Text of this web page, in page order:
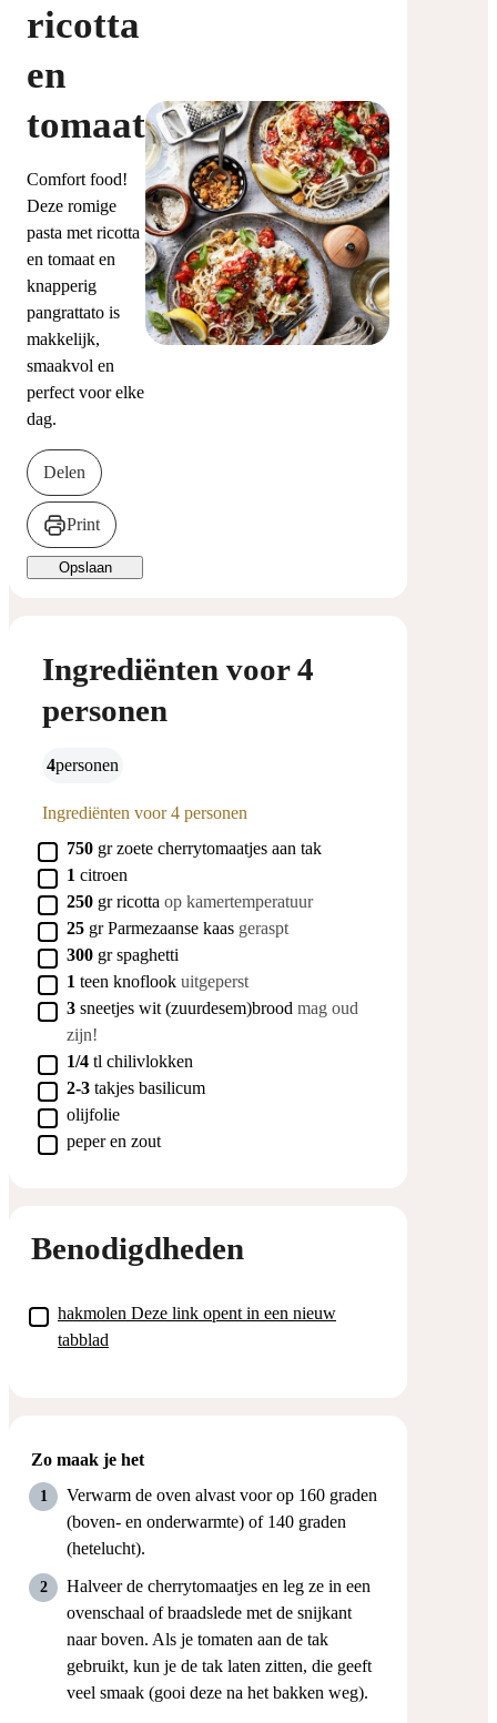
ricotta
en
tomaat
Comfort food!
Deze romige
pasta met ricotta
en tomaat en
knapperig
pangrattato is
makkelijk,
smaakvol en
perfect voor elke
dag.
Delen
Print
Opslaan
Ingrediënten voor 4
personen
4 personen
Ingrediënten voor 4 personen
▢
750 gr zoete cherrytomaatjes aan tak
▢
1 citroen
▢
250 gr ricotta op kamertemperatuur
▢
25 gr Parmezaanse kaas geraspt
▢
300 gr spaghetti
▢
1 teen knoflook uitgeperst
▢
3 sneetjes wit (zuurdesem)brood mag oud
zijn!
▢
1/4 tl chilivlokken
▢
2-3 takjes basilicum
▢
olijfolie
▢
peper en zout
Benodigdheden
▢
hakmolen Deze link opent in een nieuw
tabblad
Zo maak je het
Verwarm de oven alvast voor op 160 graden
(boven- en onderwarmte) of 140 graden
(hetelucht).
Halveer de cherrytomaatjes en leg ze in een
ovenschaal of braadslede met de snijkant
naar boven. Als je tomaten aan de tak
gebruikt, kun je de tak laten zitten, die geeft
veel smaak (gooi deze na het bakken weg).